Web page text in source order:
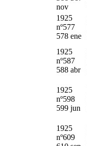
nov
1925
nº577
578 ene
1925
nº587
588 abr
1925
nº598
599 jun
1925
nº609